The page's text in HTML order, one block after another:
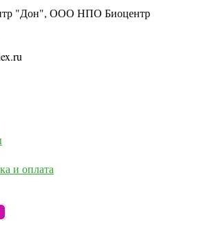
"Дон", ООО НПО Биоцентр
и оплата